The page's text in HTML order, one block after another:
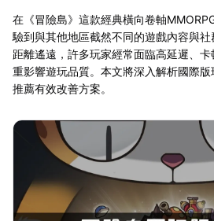
在《冒險島》這款經典橫向卷軸
驗到與其他地區截然不同的遊戲內容與
距離遙遠，許多玩家經常面臨高延遲、
重影響遊玩品質。本文將深入解析國際
推薦有效改善方案。